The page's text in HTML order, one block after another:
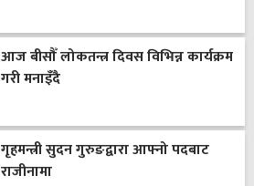
आज बीसौँ लोकतन्त्र दिवस विभिन्न कार्यक्रम
गरी मनाइँदै
गृहमन्त्री सुदन गुरुङद्वारा आफ्नो पदबाट
राजीनामा